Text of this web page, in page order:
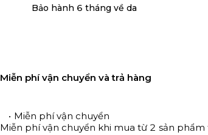
Miễn phí vận chuyển và trả hàng
Miễn phí vận chuyển
Miễn phí vận chuyển khi mua từ 2 sản
Bảo hành 6 tháng về da